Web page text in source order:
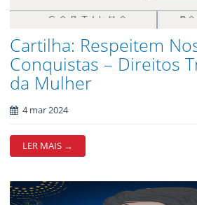
Cartilha: Respeitem
Conquistas – Direitos
da Mulher
4 mar 2024
LER MAIS →